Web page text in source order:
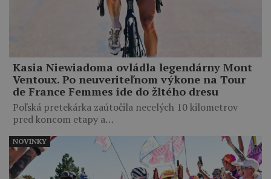
Kasia Niewiadoma ovládla legendárny Mont
Ventoux. Po neuveriteľnom výkone na Tour
de France Femmes ide do žltého dresu
Poľská pretekárka zaútočila necelých 10 kilometrov
pred koncom etapy a…
NOVINKY